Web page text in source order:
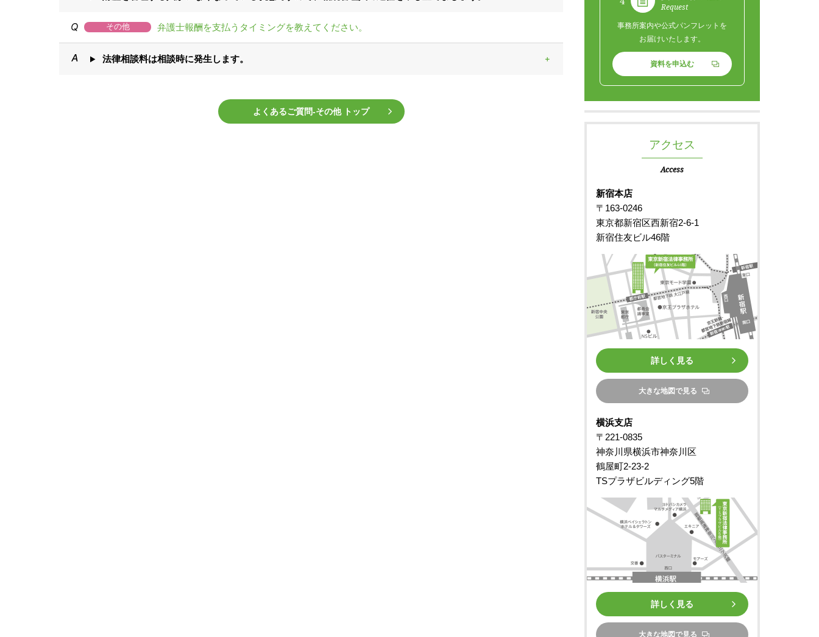
その他 弁護士報酬を支払うタイミングを教えてください。
法律相談料は相談時に発生します。
よくあるご質問‐その他 トップ
Request
事務所案内や公式パンフレットを
お届けいたします。
資料を申込む
アクセス
Access
新宿本店
〒163-0246
東京都新宿区西新宿2-6-1
新宿住友ビル46階
詳しく見る
大きな地図で見る
横浜支店
〒221-0835
神奈川県横浜市神奈川区
鶴屋町2-23-2
TSプラザビルディング5階
詳しく見る
大きな地図で見る